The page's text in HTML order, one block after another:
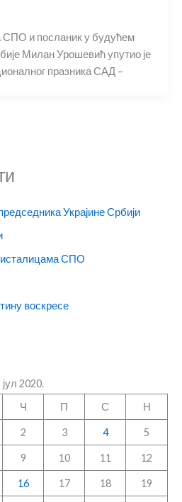
и посланик у будућем
Милан Урошевић упутио је
празника САД –
Украјине Србији
СПО
воскресе
јул 2020.
Ч П С Н
2 3 4 5
9 10 11 12
16 17 18 19